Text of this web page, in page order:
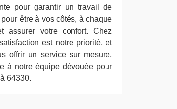
pour garantir un travail de
être à vos côtés, à chaque
assurer votre confort. Chez
est notre priorité, et
offrir un service sur mesure,
à notre équipe dévouée pour
64330.